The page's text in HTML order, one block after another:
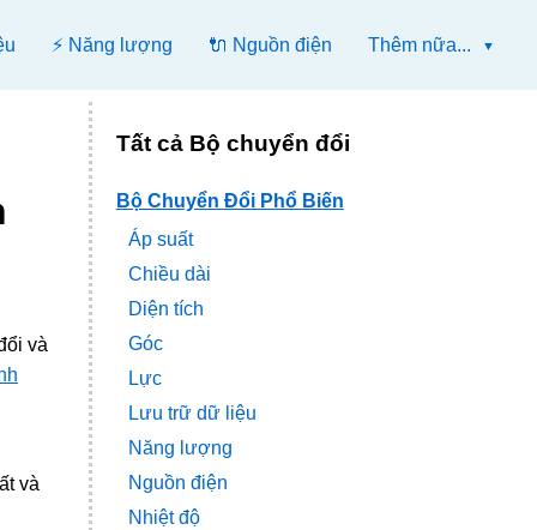
⚡ Năng lượng 🔌 Nguồn điện Thêm nữa...
và
và
Tất cả Bộ chuyển đổi
Bộ Chuyển Đổi Phổ Biến
Áp suất
Chiều dài
Diện tích
Góc
Lực
Lưu trữ dữ liệu
Năng lượng
Nguồn điện
Nhiệt độ